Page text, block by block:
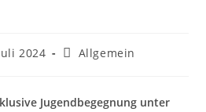
2024 Allgemein
Jugendbegegnung unter